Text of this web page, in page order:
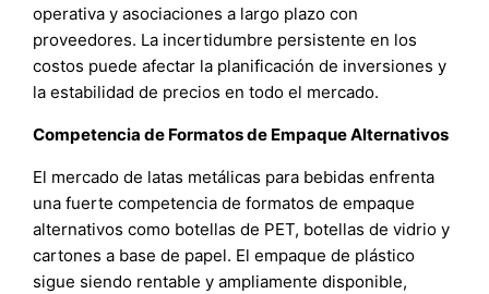
operativa y asociaciones a largo plazo con
proveedores. La incertidumbre persistente en los
costos puede afectar la planificación de inversiones y
la estabilidad de precios en todo el mercado.
Competencia de Formatos de Empaque Alternativos
El mercado de latas metálicas para bebidas enfrenta
una fuerte competencia de formatos de empaque
alternativos como botellas de PET, botellas de vidrio y
cartones a base de papel. El empaque de plástico
sigue siendo rentable y ampliamente disponible,